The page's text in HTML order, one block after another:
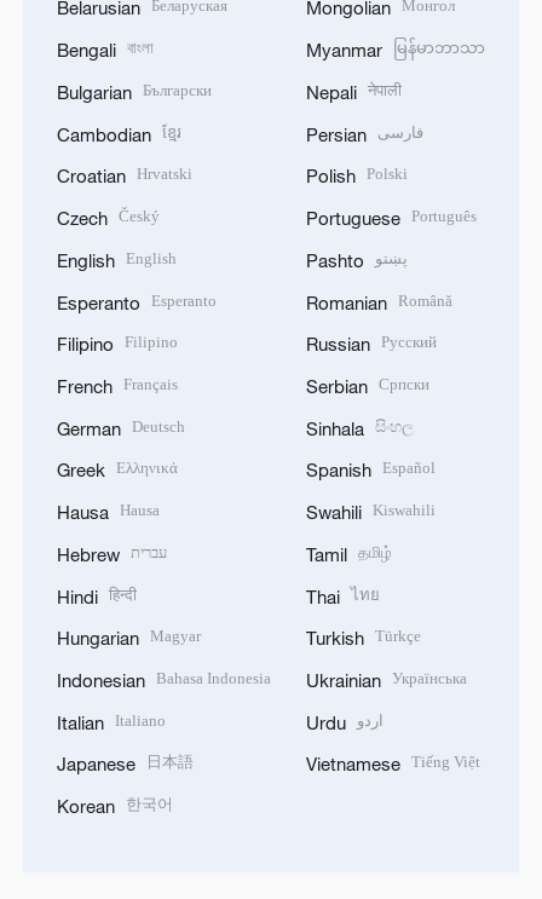
Belarusian Беларуская
Bengali বাংলা
Bulgarian Български
Cambodian ខ្មែរ
Croatian Hrvatski
Czech Český
English English
Esperanto Esperanto
Filipino Filipino
French Français
German Deutsch
Greek Ελληνικά
Hausa Hausa
Hebrew עברית
Hindi हिन्दी
Hungarian Magyar
Indonesian Bahasa Indonesia
Italian Italiano
Japanese 日本語
Korean 한국어
Mongolian Монгол
Myanmar မြန်မာဘာသာ
Nepali नेपाली
Persian فارسی
Polish Polski
Portuguese Português
Pashto پښتو
Romanian Română
Russian Русский
Serbian Српски
Sinhala සිංහල
Spanish Español
Swahili Kiswahili
Tamil தமிழ்
Thai ไทย
Turkish Türkçe
Ukrainian Українська
Urdu اردو
Vietnamese Tiếng Việt